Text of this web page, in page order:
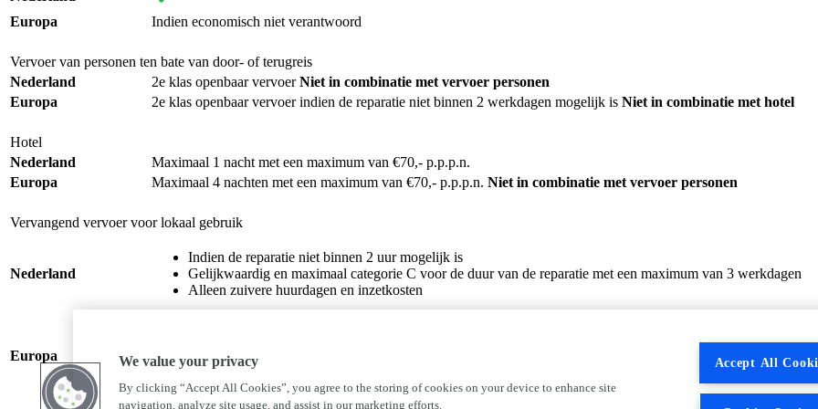
Europa
Indien economisch niet verantwoord
Vervoer van personen ten bate van door- of terugreis
Nederland
2e klas openbaar vervoerNiet in combinatie met vervoer personen
Europa
2e klas openbaar vervoer indien de reparatie niet binnen 2 werkdagen mogelijk is Niet in combinatie met hotel
Hotel
Nederland
Maximaal 1 nacht met een maximum van €70,- p.p.p.n.
Europa
Maximaal 4 nachten met een maximum van €70,- p.p.p.n. Niet in combinatie met vervoer personen
Vervangend vervoer voor lokaal gebruik
Nederland
Indien de reparatie niet binnen 2 uur mogelijk is
Gelijkwaardig en maximaal categorie C voor de duur van de reparatie met een maximum van 3 werkdagen
Alleen zuivere huurdagen en inzetkosten
Europa
Gelijkwaardig en maximaal categorie C voor de duur van de reparatie met een maximum van 5 werkdagen
Alleen zuivere huurdagen en inzetkosten
We value your privacy
By clicking “Accept All Cookies”, you agree to the storing of cookies on your device to enhance site
navigation, analyze site usage, and assist in our marketing efforts.
Accept All